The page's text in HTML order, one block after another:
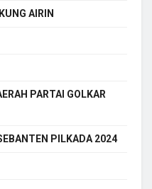
AIRIN
PARTAI GOLKAR
PILKADA 2024